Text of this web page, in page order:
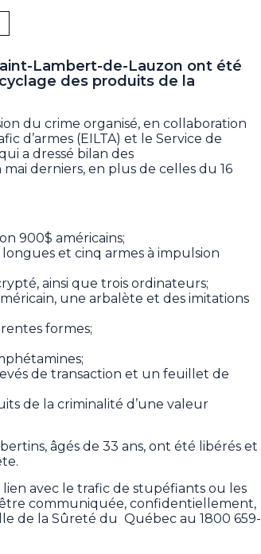
Lambert-de-Lauzon ont été
des produits de la
du crime organisé, en collaboration
d’armes (EILTA) et le Service de
a dressé bilan des
derniers, en plus de celles du 16
900$ américains;
et cinq armes à impulsion
ainsi que trois ordinateurs;
une arbalète et des imitations
formes;
de transaction et un feuillet de
de la criminalité d’une valeur
âgés de 33 ans, ont été libérés et
avec le trafic de stupéfiants ou les
communiquée, confidentiellement,
de la Sûreté du Québec au 1800 659-